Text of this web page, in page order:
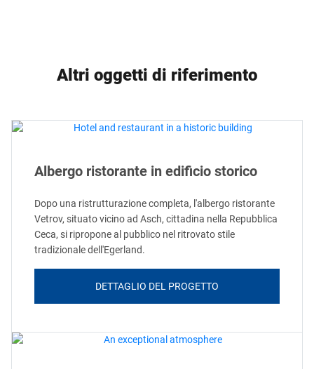
Altri oggetti di riferimento
Albergo ristorante in edificio storico
Dopo una ristrutturazione completa, l'albergo ristorante
Vetrov, situato vicino ad Asch, cittadina nella Repubblica
Ceca, si ripropone al pubblico nel ritrovato stile
tradizionale dell'Egerland.
DETTAGLIO DEL PROGETTO